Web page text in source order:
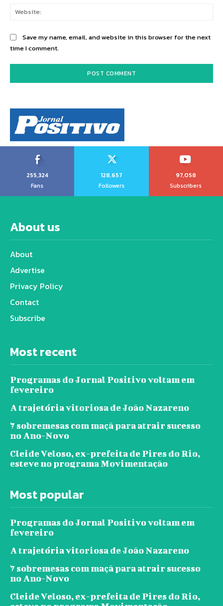
Save my name, email, and website in this browser for the next
time I comment.
255,324
Fans
128,657
Followers
97,058
Subscribers
About us
About
Advertise
Privacy Policy
Contact
Subscribe
Most recent
Programas do Jornal Positivo voltam em
fevereiro
A trajetória vitoriosa de João Nazareno
7 sobremesas com maçã para atrair sucesso
no Ano-Novo
Cleide Veloso, ex-prefeita de Pires do Rio,
esteve no programa Movimentação
Most popular
Programas do Jornal Positivo voltam em
fevereiro
A trajetória vitoriosa de João Nazareno
7 sobremesas com maçã para atrair sucesso
no Ano-Novo
Cleide Veloso, ex-prefeita de Pires do Rio,